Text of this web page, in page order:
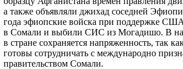
а также объявляли джихад соседней
года эфиопские войска при поддержке
в Сомали и выбили СИС из Могадишо. В
в стране сохраняется напряженность, так
готовы сотрудничать с международно
правительством Сомали.